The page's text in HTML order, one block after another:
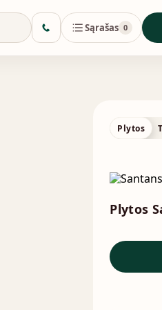
Sąrašas 0
Plytos
Plytos